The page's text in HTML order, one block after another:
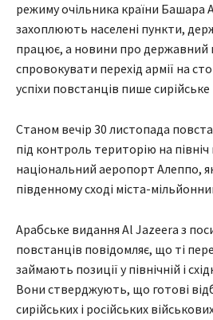
режиму очільника країни Башара
захоплюють населені пункти,
працює, а новини про
спровокувати перехід армії на
успіхи повстанців пише
Станом вечір 30 листопада
під контроль територію на північ
національний аеропорт Алеппо,
південному сході міста-
Арабське видання Аl Jazeera з
повстанців повідомляє, що ті
займають позиції у північній і
Вони стверджують, що готові
сирійських і російських